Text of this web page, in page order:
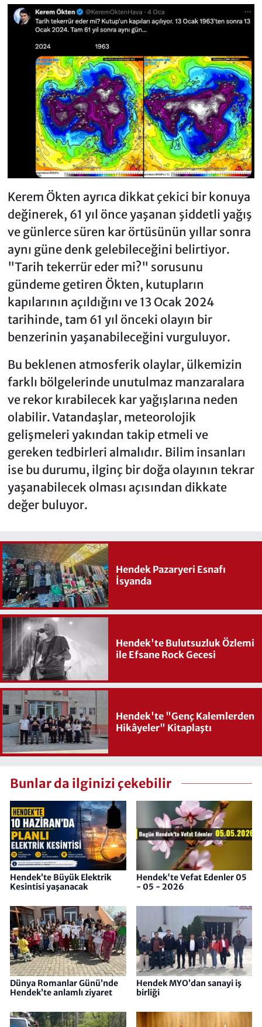
Kerem Ökten ayrıca dikkat çekici bir konuya
değinerek, 61 yıl önce yaşanan şiddetli yağış
ve günlerce süren kar örtüsünün yıllar sonra
aynı güne denk gelebileceğini belirtiyor.
"Tarih tekerrür eder mi?" sorusunu
gündeme getiren Ökten, kutupların
kapılarının açıldığını ve 13 Ocak 2024
tarihinde, tam 61 yıl önceki olayın bir
benzerinin yaşanabileceğini vurguluyor.
Bu beklenen atmosferik olaylar, ülkemizin
farklı bölgelerinde unutulmaz manzaralara
ve rekor kırabilecek kar yağışlarına neden
olabilir. Vatandaşlar, meteorolojik
gelişmeleri yakından takip etmeli ve
gereken tedbirleri almalıdır. Bilim insanları
ise bu durumu, ilginç bir doğa olayının tekrar
yaşanabilecek olması açısından dikkate
değer buluyor.
Hendek Pazaryeri Esnafı
İsyanda
Hendek'te Bulutsuzluk Özlemi
ile Efsane Rock Gecesi
Hendek'te "Genç Kalemlerden
Hikâyeler" Kitaplaştı
Bunlar da ilginizi çekebilir
Hendek’te Büyük Elektrik
Kesintisi yaşanacak
Hendek'te Vefat Edenler 05
- 05 - 2026
Dünya Romanlar Günü’nde
Hendek’te anlamlı ziyaret
Hendek MYO’dan sanayi iş
birliği